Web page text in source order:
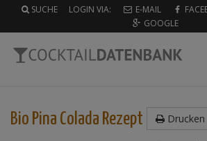
SUCHE LOGIN VIA: E-MAIL
GOOGLE
Drucken
Bio Pina Colada Rezept